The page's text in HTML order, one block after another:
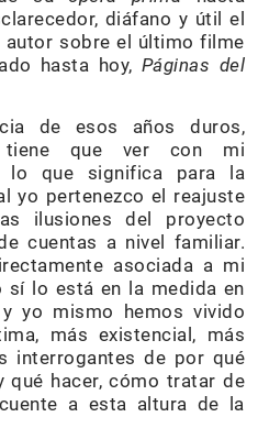
diáfano y útil el
sobre el último filme
hasta hoy, Páginas del
de esos años duros,
tiene que ver con mi
lo que significa para la
yo pertenezco el reajuste
ilusiones del proyecto
cuentas a nivel familiar.
asociada a mi
sí lo está en la medida en
yo mismo hemos vivido
más existencial, más
interrogantes de por qué
qué hacer, cómo tratar de
a esta altura de la